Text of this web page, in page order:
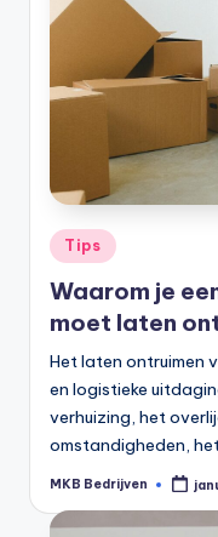
Tips
Waarom je
moet laten
Het laten ontruimen
en logistieke
verhuizing, het
omstandigheden,
MKB Bedrijven